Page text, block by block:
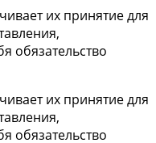
их принятие для
обязательство
их принятие для
обязательство